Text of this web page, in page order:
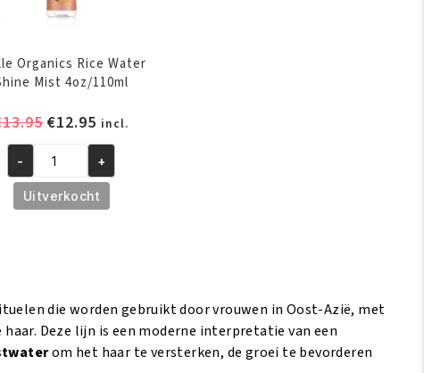
Organics Rice Water
Mist 4oz/110ml
13.95Oorspronkelijke
was:
€13.95.
€12.95 Huidige
prijs
is:
€12.95.
incl.
Mielle
Organics
Rice
aantal
- +
Uitverkocht
die worden gebruikt door vrouwen in Oost-Azië, met
Deze lijn is een moderne interpretatie van een
om het haar te versterken, de groei te bevorderen